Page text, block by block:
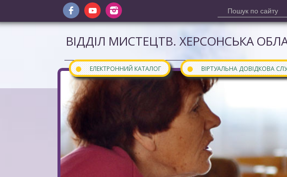
ВІДДІЛ МИСТЕЦТВ. ХЕРСОНСЬКА
● ЕЛЕКТРОННИЙ КАТАЛОГ ● ВІРТУАЛЬНА ДОВІДКОВА